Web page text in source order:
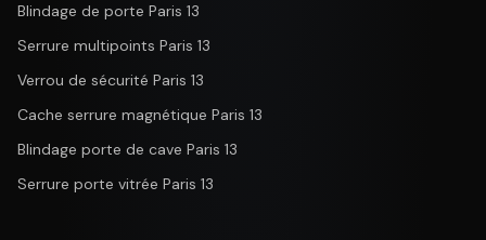
Blindage de porte Paris 13
Serrure multipoints Paris 13
Verrou de sécurité Paris 13
Cache serrure magnétique Paris 13
Blindage porte de cave Paris 13
Serrure porte vitrée Paris 13